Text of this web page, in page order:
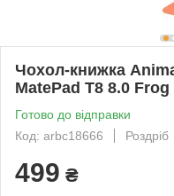
Чохол-книжка
MatePad T8 8.0 Frog
Готово до відправки
Код: arbc18666
Роздріб
499 ₴